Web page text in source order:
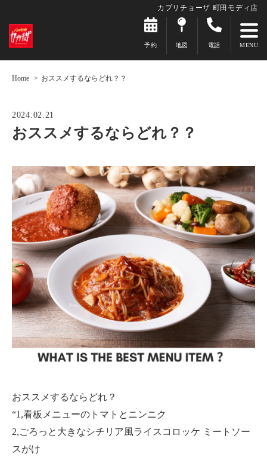
カプリチョーザ 町田モディ店
予約 地図 電話
Home おススメするならどれ？？
2024.02.21
おススメするならどれ？？
おススメするならどれ？
“1,看板メニューのトマトとニンニク
2,ごろっと大きなシチリア風ライスコロッケ ミートソー
スがけ